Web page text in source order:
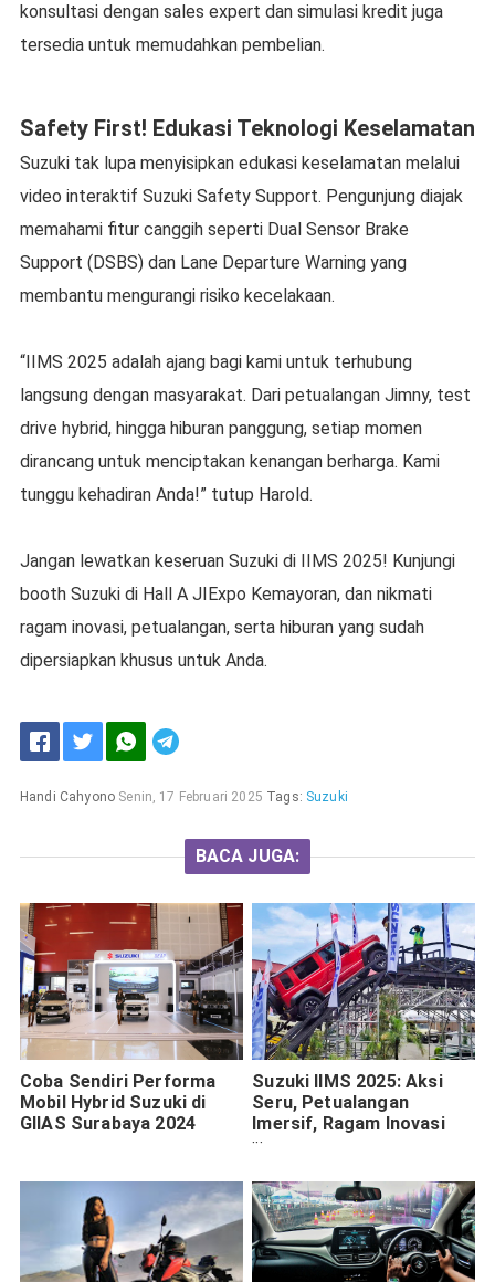
konsultasi dengan sales expert dan simulasi kredit juga
tersedia untuk memudahkan pembelian.
Safety First! Edukasi Teknologi Keselamatan
Suzuki tak lupa menyisipkan edukasi keselamatan melalui
video interaktif Suzuki Safety Support. Pengunjung diajak
memahami fitur canggih seperti Dual Sensor Brake
Support (DSBS) dan Lane Departure Warning yang
membantu mengurangi risiko kecelakaan.
“IIMS 2025 adalah ajang bagi kami untuk terhubung
langsung dengan masyarakat. Dari petualangan Jimny, test
drive hybrid, hingga hiburan panggung, setiap momen
dirancang untuk menciptakan kenangan berharga. Kami
tunggu kehadiran Anda!” tutup Harold.
Jangan lewatkan keseruan Suzuki di IIMS 2025! Kunjungi
booth Suzuki di Hall A JIExpo Kemayoran, dan nikmati
ragam inovasi, petualangan, serta hiburan yang sudah
dipersiapkan khusus untuk Anda.
Handi Cahyono Senin, 17 Februari 2025 Tags: Suzuki
BACA JUGA:
Coba Sendiri Performa
Mobil Hybrid Suzuki di
GIIAS Surabaya 2024
Suzuki IIMS 2025: Aksi
Seru, Petualangan
Imersif, Ragam Inovasi
dan Hiburan Temani
Kendaraan Pilihan